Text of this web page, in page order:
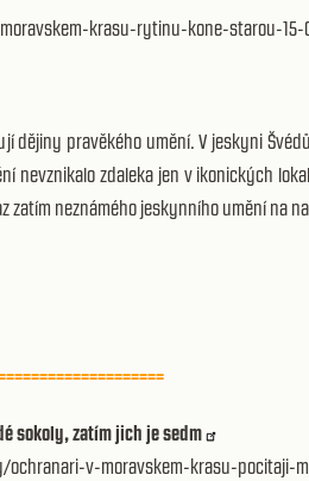
krasu-rytinu-kone-starou-
dějiny pravěkého umění. V jeskyni
nevznikalo zdaleka jen v ikonických
zatím neznámého jeskynního umění na
sokoly, zatím jich je sedm
v-moravskem-krasu-pocitaji-